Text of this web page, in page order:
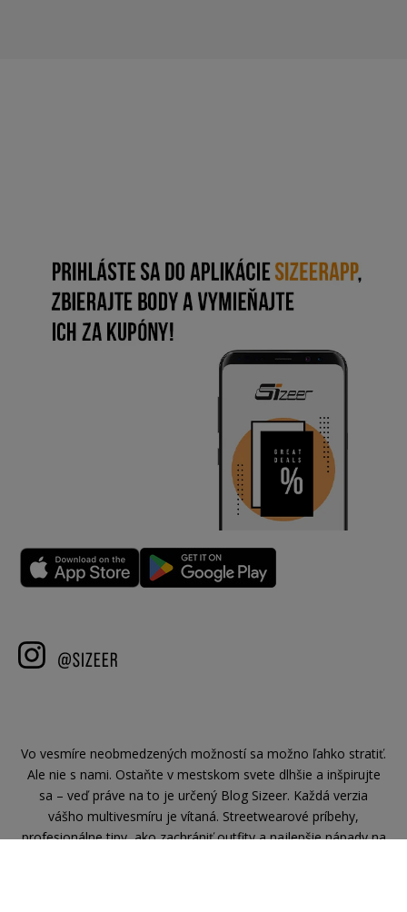
Vo vesmíre neobmedzených možností sa možno ľahko stratiť.
Ale nie s nami. Ostaňte v mestskom svete dlhšie a inšpirujte
sa – veď práve na to je určený Blog Sizeer. Každá verzia
vášho multivesmíru je vítaná. Streetwearové príbehy,
profesionálne tipy, ako zachrániť outfity a najlepšie nápady na